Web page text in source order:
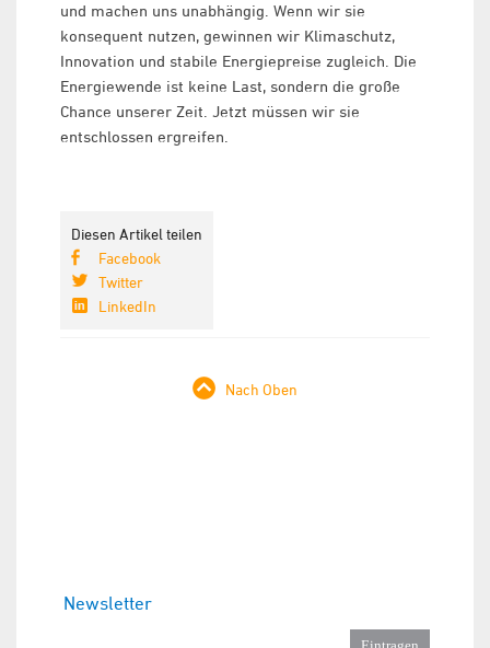
und machen uns unabhängig. Wenn wir sie
konsequent nutzen, gewinnen wir Klimaschutz,
Innovation und stabile Energiepreise zugleich. Die
Energiewende ist keine Last, sondern die große
Chance unserer Zeit. Jetzt müssen wir sie
entschlossen ergreifen.
Diesen Artikel teilen
Facebook
Twitter
LinkedIn
Nach Oben
Newsletter